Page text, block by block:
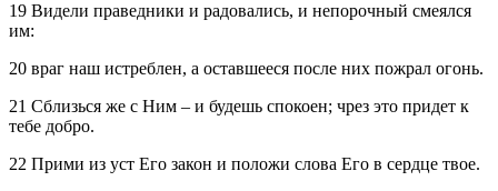
19 Видели праведники и радовались, и непорочный смеялся
им:
20 враг наш истреблен, а оставшееся после них пожрал огонь.
21 Сблизься же с Ним – и будешь спокоен; чрез это придет к
тебе добро.
22 Прими из уст Его закон и положи слова Его в сердце твое.